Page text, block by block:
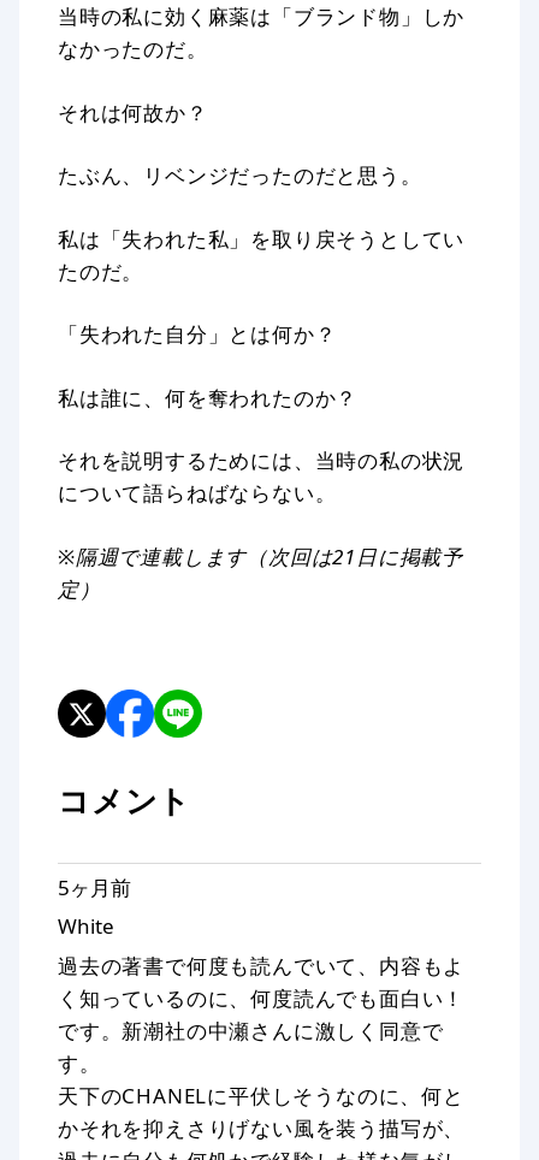
当時の私に効く麻薬は「ブランド物」しか
なかったのだ。
それは何故か？
たぶん、リベンジだったのだと思う。
私は「失われた私」を取り戻そうとしてい
たのだ。
「失われた自分」とは何か？
私は誰に、何を奪われたのか？
それを説明するためには、当時の私の状況
について語らねばならない。
※隔週で連載します（次回は21日に掲載予
定）
コメント
5ヶ月前
White
過去の著書で何度も読んでいて、内容もよ
く知っているのに、何度読んでも面白い！
です。新潮社の中瀬さんに激しく同意で
す。
天下のCHANELに平伏しそうなのに、何と
かそれを抑えさりげない風を装う描写が、